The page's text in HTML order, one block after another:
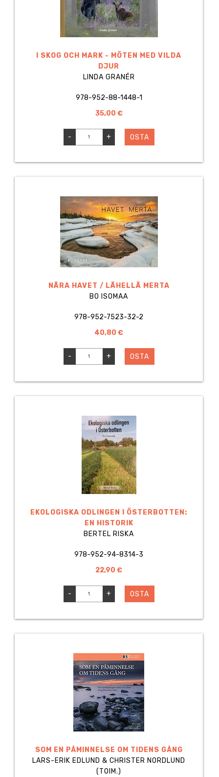
I SKOG OCH MARK - MÖTEN MED VILDA
DJUR
LINDA GRANÉR
978-952-88-1448-1
35,00 €
- + OSTA
NÄRA HAVET / LÄHELLÄ MERTA
BO ISOMAA
978-952-7523-32-2
40,80 €
- + OSTA
EKOLOGISKA ODLINGEN I ÖSTERBOTTEN:
EN HISTORIK
BERTEL RISKA
978-952-94-8314-3
22,90 €
- + OSTA
SOM EN PÅMINNELSE OM TIDENS GÅNG
LARS-ERIK EDLUND & CHRISTER NORDLUND
(TOIM.)